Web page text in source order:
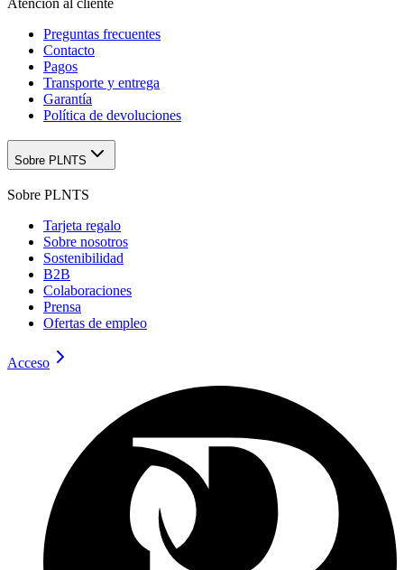
Preguntas frecuentes
Contacto
Pagos
Transporte y entrega
Garantía
Política de devoluciones
Sobre PLNTS
Sobre PLNTS
Tarjeta regalo
Sobre nosotros
Sostenibilidad
B2B
Colaboraciones
Prensa
Ofertas de empleo
Acceso